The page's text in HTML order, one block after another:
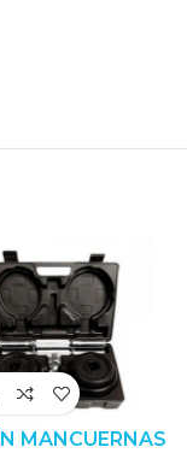
MANCUERNAS